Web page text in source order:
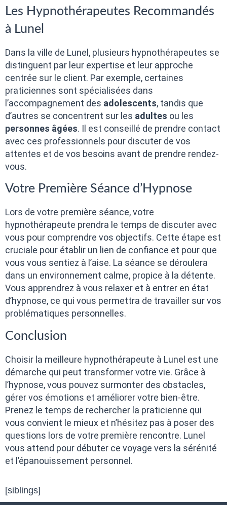
Les Hypnothérapeutes Recommandés
à Lunel
Dans la ville de Lunel, plusieurs hypnothérapeutes se
distinguent par leur expertise et leur approche
centrée sur le client. Par exemple, certaines
praticiennes sont spécialisées dans
l’accompagnement des adolescents, tandis que
d’autres se concentrent sur les adultes ou les
personnes âgées. Il est conseillé de prendre contact
avec ces professionnels pour discuter de vos
attentes et de vos besoins avant de prendre rendez-
vous.
Votre Première Séance d’Hypnose
Lors de votre première séance, votre
hypnothérapeute prendra le temps de discuter avec
vous pour comprendre vos objectifs. Cette étape est
cruciale pour établir un lien de confiance et pour que
vous vous sentiez à l’aise. La séance se déroulera
dans un environnement calme, propice à la détente.
Vous apprendrez à vous relaxer et à entrer en état
d’hypnose, ce qui vous permettra de travailler sur vos
problématiques personnelles.
Conclusion
Choisir la meilleure hypnothérapeute à Lunel est une
démarche qui peut transformer votre vie. Grâce à
l’hypnose, vous pouvez surmonter des obstacles,
gérer vos émotions et améliorer votre bien-être.
Prenez le temps de rechercher la praticienne qui
vous convient le mieux et n’hésitez pas à poser des
questions lors de votre première rencontre. Lunel
vous attend pour débuter ce voyage vers la sérénité
et l’épanouissement personnel.
[siblings]